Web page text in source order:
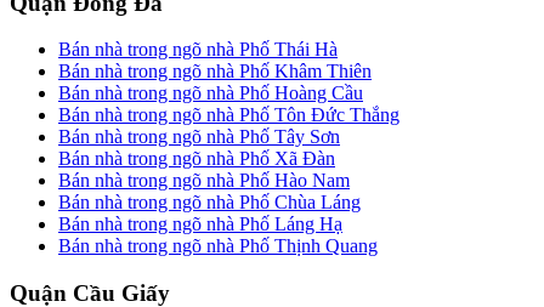
Bán nhà trong ngõ nhà Phố Thái Hà
Bán nhà trong ngõ nhà Phố Khâm Thiên
Bán nhà trong ngõ nhà Phố Hoàng Cầu
Bán nhà trong ngõ nhà Phố Tôn Đức Thắng
Bán nhà trong ngõ nhà Phố Tây Sơn
Bán nhà trong ngõ nhà Phố Xã Đàn
Bán nhà trong ngõ nhà Phố Hào Nam
Bán nhà trong ngõ nhà Phố Chùa Láng
Bán nhà trong ngõ nhà Phố Láng Hạ
Bán nhà trong ngõ nhà Phố Thịnh Quang
Quận Cầu Giấy